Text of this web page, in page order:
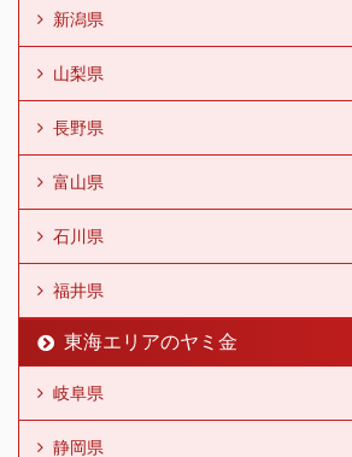
新潟県
山梨県
長野県
富山県
石川県
福井県
東海エリアのヤミ金
岐阜県
静岡県